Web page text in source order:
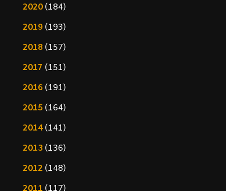
2020(184)
2019(193)
2018(157)
2017 (151)
2016(191)
2015(164)
2014(141)
2013(136)
2012 (148)